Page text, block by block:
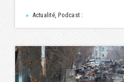
► Actualité, Podcast :